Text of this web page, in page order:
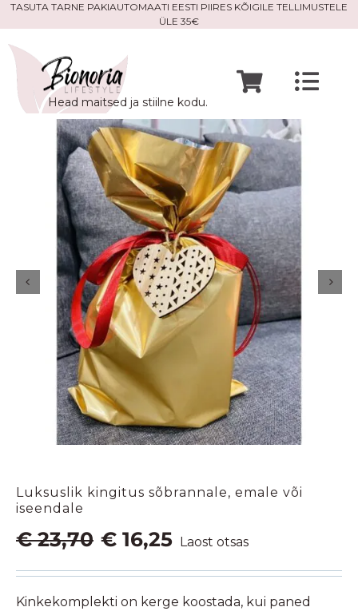
Skip
to
content
TASUTA TARNE PAKIAUTOMAATI EESTI PIIRES KÕIGILE TELLIMUSTELE
ÜLE 35€
Head maitsed ja stiilne kodu.
Avaleht
Mine
Kontakt
Luksuslik kingitus sõbrannale, emale või
iseendale
€23,70 Algne
oli:
€ 16,25 Praegune
on:
Laost otsas
Kinkekomplekti on kerge koostada, kui paned